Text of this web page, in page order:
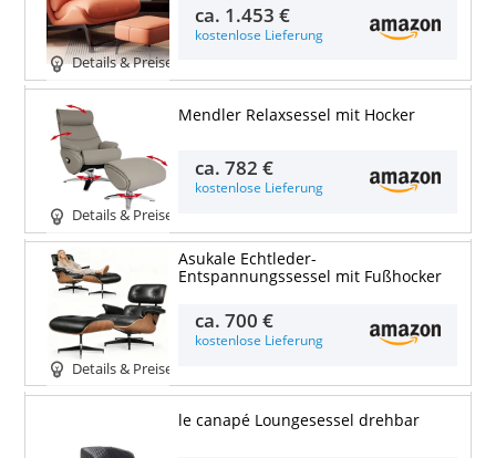
Details & Preise
ca. 1.453 €
kostenlose Lieferung
Details & Preise
Mendler Relaxsessel mit Hocker
ca.782 €
kostenlose Lieferung
Details & Preise
Asukale Echtleder-
Entspannungssessel mit Fußhocker
ca.700 €
kostenlose Lieferung
le canapé Loungesessel drehbar